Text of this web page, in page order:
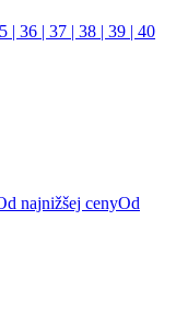
| 36 | 37 | 38 | 39 | 40
najnižšej cenyOd